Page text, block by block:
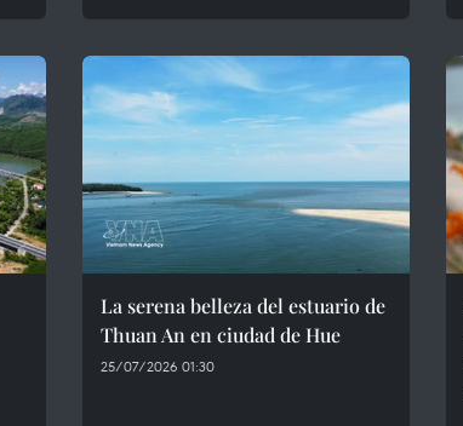
La serena belleza del estuario de
Thuan An en ciudad de Hue
25/07/2026 01:30